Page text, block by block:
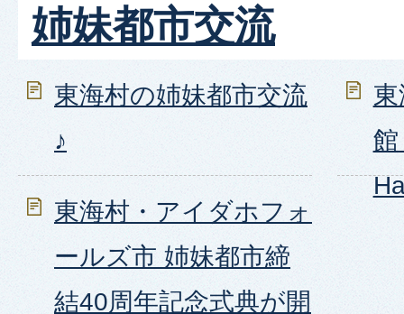
姉妹都市交流
東海村の姉妹都市交流
♪
館
東海村・アイダホフォ
ールズ市 姉妹都市締
結40周年記念式典が開